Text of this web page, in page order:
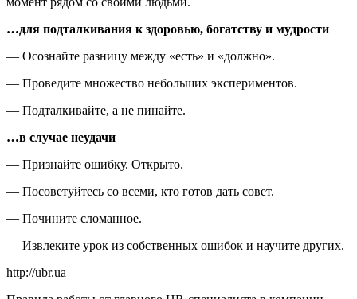
…для подталкивания к здоровью, богатству и мудрости
— Осознайте разницу между «есть» и «должно».
— Проведите множество небольших экспериментов.
— Подталкивайте, а не пинайте.
…в случае неудачи
— Признайте ошибку. Открыто.
— Посоветуйтесь со всеми, кто готов дать совет.
— Почините сломанное.
— Извлеките урок из собственных ошибок и научите других.
http://ubr.ua